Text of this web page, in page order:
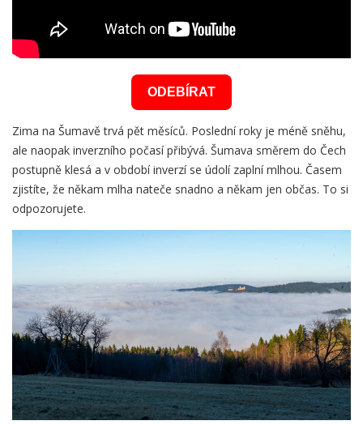
ODEBÍRAT
Zima na Šumavě trvá pět měsíců. Poslední roky je méně sněhu,
ale naopak inverzního počasí přibývá. Šumava směrem do Čech
postupně klesá a v období inverzí se údolí zaplní mlhou. Časem
zjistíte, že někam mlha nateče snadno a někam jen občas. To si
odpozorujete.